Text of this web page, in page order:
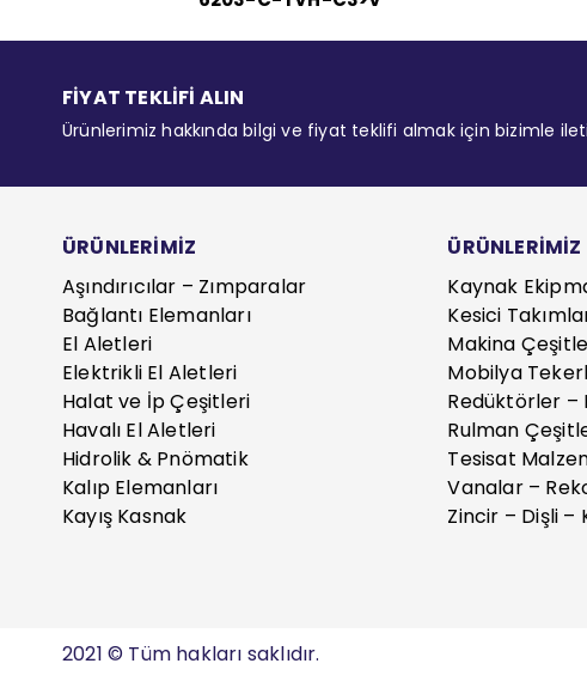
FİYAT TEKLİFİ ALIN
Ürünlerimiz hakkında bilgi ve fiyat teklifi almak için bizimle
ÜRÜNLERİMİZ
Aşındırıcılar – Zımparalar
Bağlantı Elemanları
El Aletleri
Elektrikli El Aletleri
Halat ve İp Çeşitleri
Havalı El Aletleri
Hidrolik & Pnömatik
Kalıp Elemanları
Kayış Kasnak
ÜRÜNLERİMİZ
Kaynak
Kesici
Makina
Mobilya
Redüktörler
Rulman
Tesisat
Vanalar –
Zincir – Dişli –
2021 © Tüm hakları saklıdır.